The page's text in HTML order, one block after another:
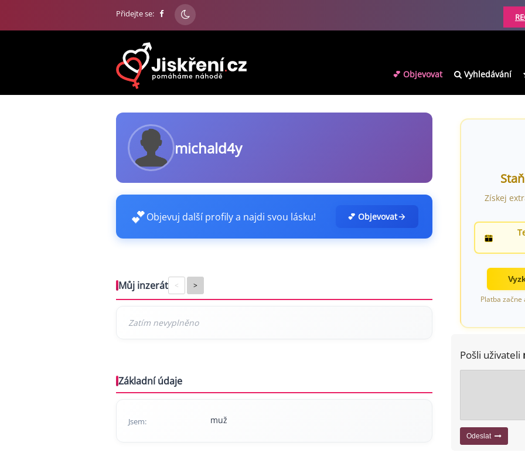
Přidejte se:
💕 Objevovat Vyhledávání
michald4y
💕Objevuj další profily a najdi svou lásku! 💕 Objevovat
Můj inzerát < >
Základní údaje
Jsem: muž
Získej
Platba začne
Pošli uživateli
Odeslat